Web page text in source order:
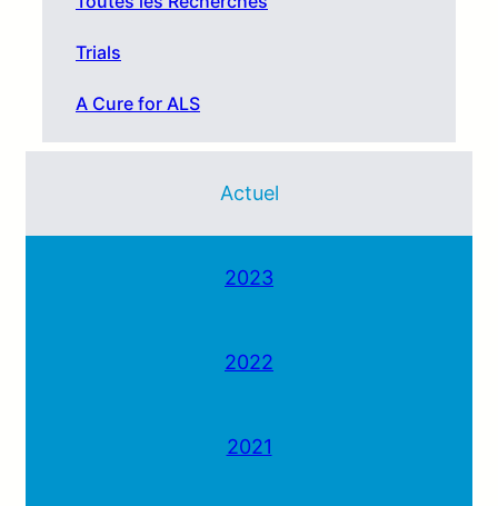
Trials
A Cure for ALS
Actuel
2023
2022
2021